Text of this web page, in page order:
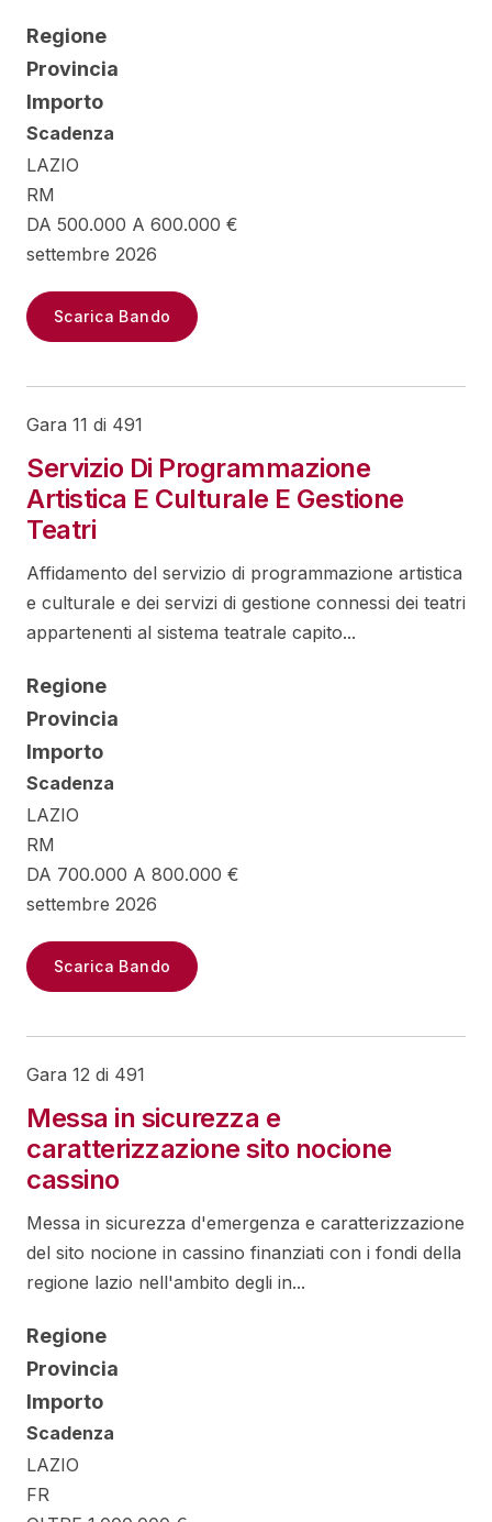
Regione
Provincia
Importo
Scadenza
LAZIO
RM
DA 500.000 A 600.000 €
settembre 2026
Scarica Bando
Gara 11 di 491
Servizio Di Programmazione
Artistica E Culturale E Gestione
Teatri
Affidamento del servizio di programmazione artistica
e culturale e dei servizi di gestione connessi dei teatri
appartenenti al sistema teatrale capito...
Regione
Provincia
Importo
Scadenza
LAZIO
RM
DA 700.000 A 800.000 €
settembre 2026
Scarica Bando
Gara 12 di 491
Messa in sicurezza e
caratterizzazione sito nocione
cassino
Messa in sicurezza d'emergenza e caratterizzazione
del sito nocione in cassino finanziati con i fondi della
regione lazio nell'ambito degli in...
Regione
Provincia
Importo
Scadenza
LAZIO
FR